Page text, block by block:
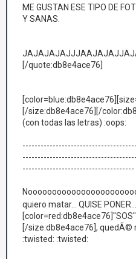
ME GUSTAN ESE TIPO DE
Y SANAS.
[/quote:db8e4ace76]
[/size:db8e4ace76][/
(con todas las letras) :oops:
-------------------------------------
quiero matar... QUISE
[/size:db8e4ace76], quedÃ©
:twisted: :twisted: